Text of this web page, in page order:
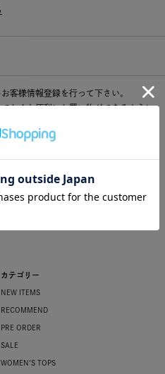
客様情報登録を行って下さい。
おくと便利にお買い物ができるように
カテゴリー
NEW ITEMS
RECOMMEND
PRE ORDER
SALE
WOMEN'S TOPS